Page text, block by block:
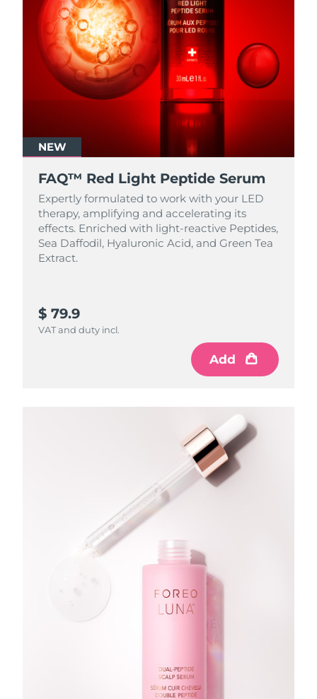
NEW
FAQ™ Red Light Peptide Serum
Expertly formulated to work with your LED
therapy, amplifying and accelerating its
effects. Enriched with light‑reactive Peptides,
Sea Daffodil, Hyaluronic Acid, and Green Tea
Extract.
$ 79.9
VAT and duty incl.
Add